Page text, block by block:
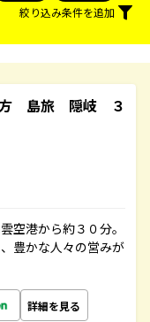
絞り込み条件を追加
方 島旅 隠岐 ３
空港から約３０分。
豊かな人々の営みが
詳細を見る